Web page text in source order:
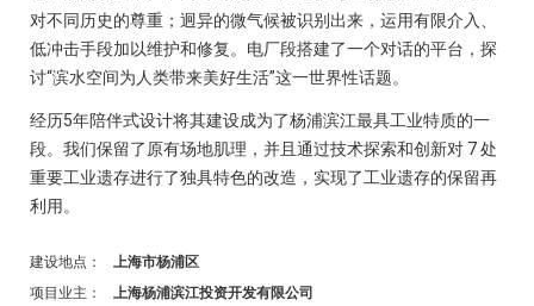
对不同历史的尊重；迥异的微气候被识别出来，运用有限介入、
低冲击手段加以维护和修复。电厂段搭建了一个对话的平台，探
讨“滨水空间为人类带来美好生活”这一世界性话题。
经历5年陪伴式设计将其建设成为了杨浦滨江最具工业特质的一
段。我们保留了原有场地肌理，并且通过技术探索和创新对 7 处
重要工业遗存进行了独具特色的改造，实现了工业遗存的保留再
利用。
建设地点：
上海市杨浦区
项目业主：
上海杨浦滨江投资开发有限公司